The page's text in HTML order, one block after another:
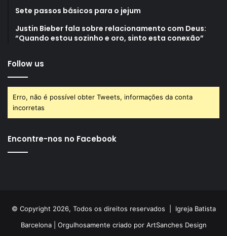
Sete passos básicos para o jejum
Justin Bieber fala sobre relacionamento com Deus:
“Quando estou sozinho e oro, sinto esta conexão”
Follow us
Erro, não é possível obter Tweets, informações da conta
incorretas
Encontre-nos no Facebook
© Copyright 2026, Todos os direitos reservados | Igreja Batista
Barcelona| Orgulhosamente criado por ArtSanches Design